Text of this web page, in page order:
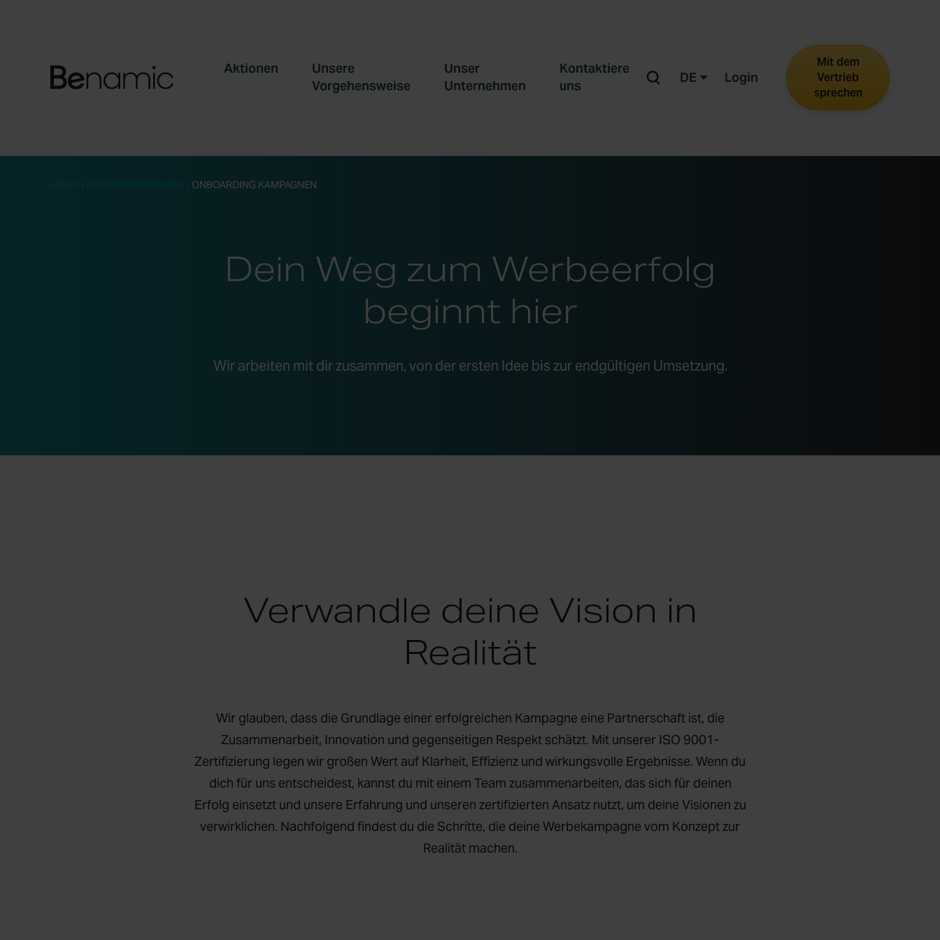
Aktionen
Unsere
Vorgehensweise
Unser
Unternehmen
Kontaktiere
uns
DE Login
Mit dem
Vertrieb
sprechen
ONBOARDING KAMPAGNEN
Dein Weg zum Werbeerfolg
beginnt hier
Wir arbeiten mit dir zusammen, von der ersten Idee bis zur endgültigen Umsetzung.
Verwandle deine Vision in
Realität
Wir glauben, dass die Grundlage einer erfolgreichen Kampagne eine Partnerschaft ist, die
Zusammenarbeit, Innovation und gegenseitigen Respekt schätzt. Mit unserer ISO 9001-
Zertifizierung legen wir großen Wert auf Klarheit, Effizienz und wirkungsvolle Ergebnisse. Wenn du
dich für uns entscheidest, kannst du mit einem Team zusammenarbeiten, das sich für deinen
Erfolg einsetzt und unsere Erfahrung und unseren zertifizierten Ansatz nutzt, um deine Visionen zu
verwirklichen. Nachfolgend findest du die Schritte, die deine Werbekampagne vom Konzept zur
Realität machen.